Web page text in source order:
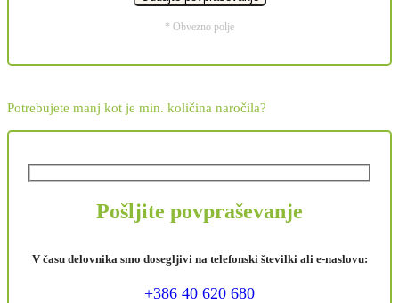
* Obvezno polje
Potrebujete manj kot je min. količina naročila?
Pošljite povpraševanje
V času delovnika smo dosegljivi na telefonski številki ali e-naslovu:
+386 40 620 680